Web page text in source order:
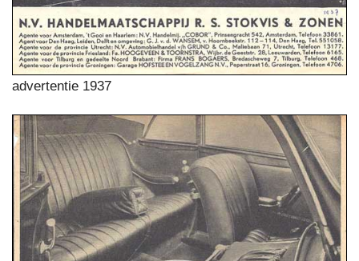
advertentie 1937